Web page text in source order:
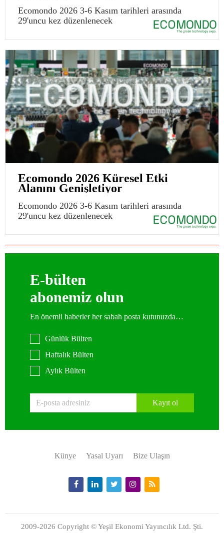
Ecomondo 2026 3-6 Kasım tarihleri arasında
29'uncu kez düzenlenecek
Ecomondo 2026 Küresel Etki
Alanını Genişletiyor
Ecomondo 2026 3-6 Kasım tarihleri arasında
29'uncu kez düzenlenecek
E-bülten
abonemiz olun
En önemli haberler her sabah posta kutunuzda…
Günlük Bülten
Haftalık Bülten
Aylık Bülten
Kayıt ol
Künye Yasal Uyarı Bize Ulaşın
2009-2026 Copyright © Yeşil Ekonomi Yayıncılık Ltd. Şti.